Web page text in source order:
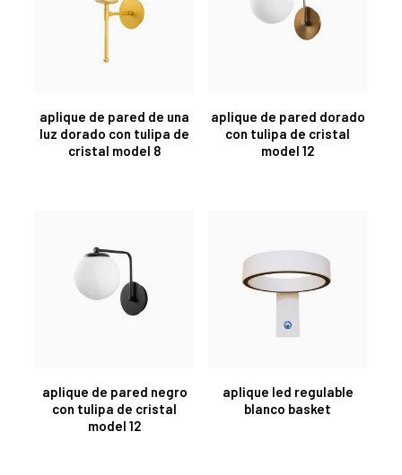
aplique de pared de una
luz dorado con tulipa de
cristal model 8
aplique de pared dorado
con tulipa de cristal
model 12
aplique de pared negro
con tulipa de cristal
model 12
aplique led regulable
blanco basket